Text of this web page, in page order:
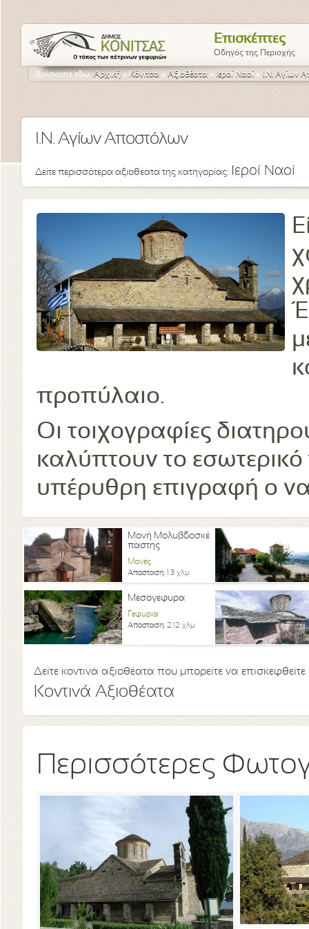
Επισκέπτες
Οδηγός της Περιοχής
Βρίσκεστε εδώ:Αρχική » Κόνιτσα » Αξιοθέατα » Ιεροί Ναοί » Ι.Ν. Αγίων
Ι.Ν. Αγίων Αποστόλων
Δείτε περισσότερα αξιοθέατα της κατηγορίας: Ιεροί Ναοί
προπύλαιο.
Οι τοιχογραφίες
καλύπτουν το
υπέρυθρη επιγραφή ο
Μονή Μολυβδοσκέ
παστης
Μονές
Απόσταση: 1.3 χλμ
Μεσογέφυρα
Γεφύρια
Απόσταση: 2.12 χλμ
Δείτε κοντινά αξιοθέατα που μπορείτε να επισκεφθείτε
Κοντινά Αξιοθέατα
Περισσότερες